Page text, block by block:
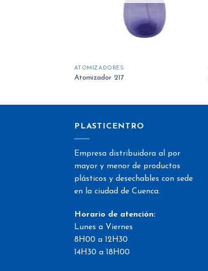
ATOMIZADORES
Atomizador 217
PLASTICENTRO
Empresa distribuidora al por
mayor y menor de productos
plásticos y desechables con sede
en la ciudad de Cuenca.
Horario de atención:
Lunes a Viernes
8H00 a 12H30
14H30 a 18H00